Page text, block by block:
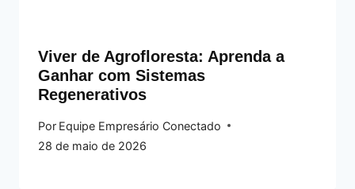
Viver de Agrofloresta: Aprenda a
Ganhar com Sistemas
Regenerativos
Por Equipe Empresário Conectado
28 de maio de 2026